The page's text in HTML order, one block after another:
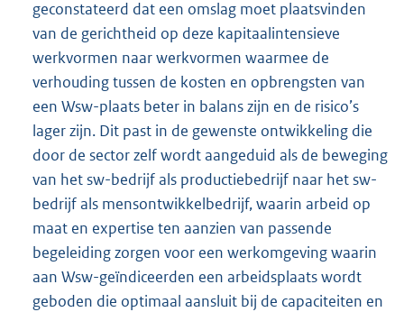
geconstateerd dat een omslag moet plaatsvinden
van de gerichtheid op deze kapitaalintensieve
werkvormen naar werkvormen waarmee de
verhouding tussen de kosten en opbrengsten van
een Wsw-plaats beter in balans zijn en de risico’s
lager zijn. Dit past in de gewenste ontwikkeling die
door de sector zelf wordt aangeduid als de beweging
van het sw-bedrijf als productiebedrijf naar het sw-
bedrijf als mensontwikkelbedrijf, waarin arbeid op
maat en expertise ten aanzien van passende
begeleiding zorgen voor een werkomgeving waarin
aan Wsw-geïndiceerden een arbeidsplaats wordt
geboden die optimaal aansluit bij de capaciteiten en